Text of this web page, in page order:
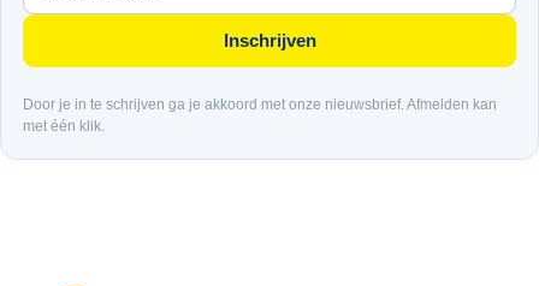
Inschrijven
Door je in te schrijven ga je akkoord met onze nieuwsbrief. Afmelden kan
met één klik.